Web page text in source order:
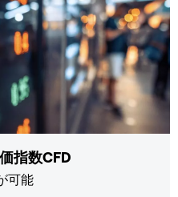
指数CFD
可能